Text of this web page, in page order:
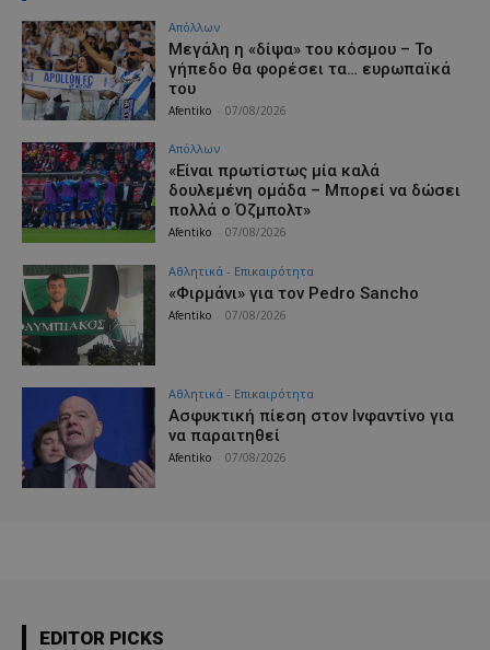
Απόλλων
Μεγάλη η «δίψα» του κόσμου – Το
γήπεδο θα φορέσει τα… ευρωπαϊκά
του
Afentiko 07/08/2026
Απόλλων
«Είναι πρωτίστως μία καλά
δουλεμένη ομάδα – Μπορεί να δώσει
πολλά ο Όζμπολτ»
Afentiko 07/08/2026
Αθλητικά - Επικαιρότητα
«Φιρμάνι» για τον Pedro Sancho
Afentiko 07/08/2026
Αθλητικά - Επικαιρότητα
Ασφυκτική πίεση στον Ινφαντίνο για
να παραιτηθεί
Afentiko 07/08/2026
EDITOR PICKS